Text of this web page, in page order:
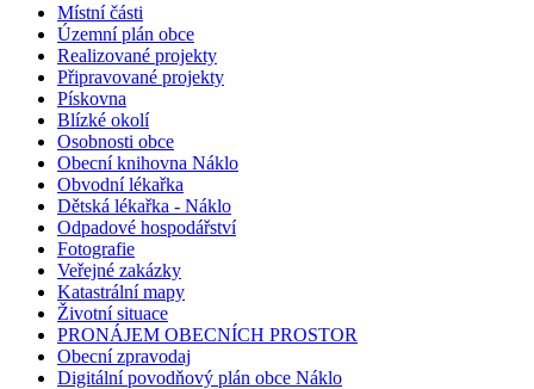
Místní části
Územní plán obce
Realizované projekty
Připravované projekty
Pískovna
Blízké okolí
Osobnosti obce
Obecní knihovna Náklo
Obvodní lékařka
Dětská lékařka - Náklo
Odpadové hospodářství
Fotografie
Veřejné zakázky
Katastrální mapy
Životní situace
PRONÁJEM OBECNÍCH PROSTOR
Obecní zpravodaj
Digitální povodňový plán obce Náklo